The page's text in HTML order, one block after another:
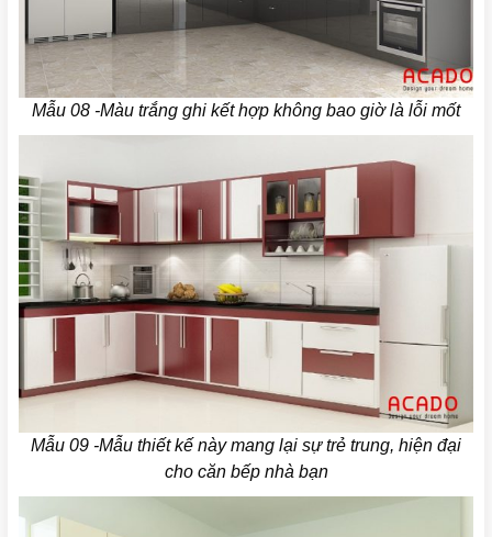
Mẫu 08 -Màu trắng ghi kết hợp không bao giờ là lỗi mốt
Mẫu 09 -Mẫu thiết kế này mang lại sự trẻ trung, hiện đại
cho căn bếp nhà bạn